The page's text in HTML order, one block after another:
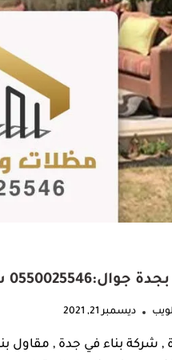
بناء وتشطيب ملاحق في جدة
ديسمبر 21, 2021
, شركة بناء في جدة , مقاول
ممتاز.
جدة